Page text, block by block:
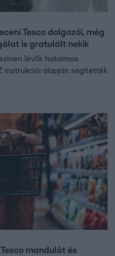
Tesco dolgozói, még
is gratulált nekik
lévők hatalmas
instrukciói alapján segítették
mandulát és